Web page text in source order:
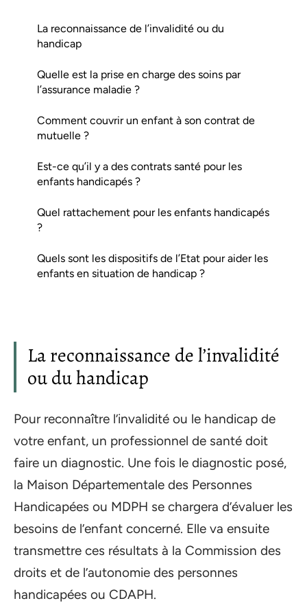
La reconnaissance de l’invalidité ou du
handicap
Quelle est la prise en charge des soins par
l’assurance maladie ?
Comment couvrir un enfant à son contrat de
mutuelle ?
Est-ce qu’il y a des contrats santé pour les
enfants handicapés ?
Quel rattachement pour les enfants handicapés
?
Quels sont les dispositifs de l’Etat pour aider les
enfants en situation de handicap ?
La reconnaissance de l’invalidité
ou du handicap
Pour reconnaître l’invalidité ou le handicap de
votre enfant, un professionnel de santé doit
faire un diagnostic. Une fois le diagnostic posé,
la Maison Départementale des Personnes
Handicapées ou MDPH se chargera d’évaluer les
besoins de l’enfant concerné. Elle va ensuite
transmettre ces résultats à la Commission des
droits et de l’autonomie des personnes
handicapées ou CDAPH.